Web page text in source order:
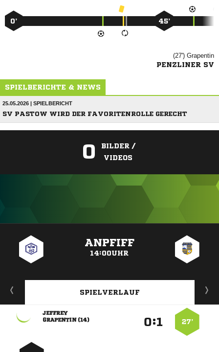
0’ 45’
(27') 
PENZLINER SV
SPIELBERICHTE & NEWS
25.05.2026 | SPIELBERICHT
SV PASTOW WIRD DER FAVORITENROLLE GERECHT
0
BILDER /
VIDEOS
ANPFIFF
14:00UHR
SPIELVERLAUF
27’
:

 